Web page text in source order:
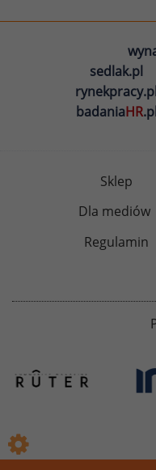
sedlak.pl
badaniaHR
Sklep
Dla mediów
Regulamin